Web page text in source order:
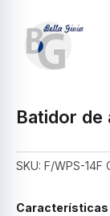
Batidor de
SKU: F/WPS-14F
Características